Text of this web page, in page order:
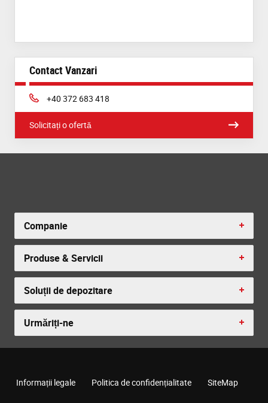
Contact Vanzari
Phone:
+40 372 683 418
Solicitați o ofertă
Companie
Produse & Servicii
Soluții de depozitare
Urmăriți-ne
Informații legale Politica de confidențialitate SiteMap